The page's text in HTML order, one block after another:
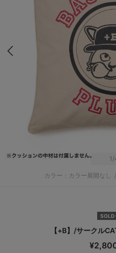
1 /
カラー：カラー展開なし /
SOLD
【+B】/サークル